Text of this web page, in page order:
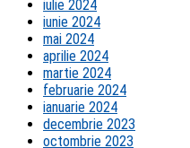
iulie 2024
iunie 2024
mai 2024
aprilie 2024
martie 2024
februarie 2024
ianuarie 2024
decembrie 2023
octombrie 2023